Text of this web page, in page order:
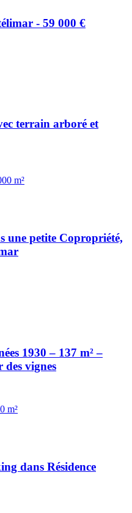
- 59 000 €
terrain arboré et
m²
une petite Copropriété,
1930 – 137 m² –
vignes
m²
dans Résidence